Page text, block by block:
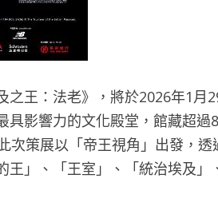
之王：法老》，將於2026年1月
影響力的文化殿堂，館藏超過
次策展以「帝王視角」出發，
王」、「王室」、「統治埃及」